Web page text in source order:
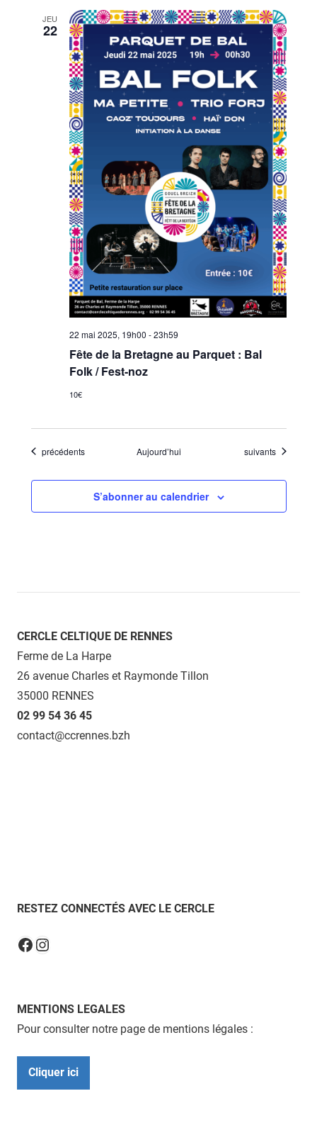
JEU
22
22 mai 2025, 19h00 -23h59
Fête de la Bretagne au Parquet : Bal
Folk / Fest-noz
10€
Évènements
précédents Aujourd’hui Évènements
suivants
S’abonner au calendrier
CERCLE CELTIQUE DE RENNES
Ferme de La Harpe
26 avenue Charles et Raymonde Tillon
35000 RENNES
02 99 54 36 45
contact@ccrennes.bzh
RESTEZ CONNECTÉS AVEC LE CERCLE
Facebook
Instagram
MENTIONS LEGALES
Pour consulter notre page de mentions légales :
Cliquer ici